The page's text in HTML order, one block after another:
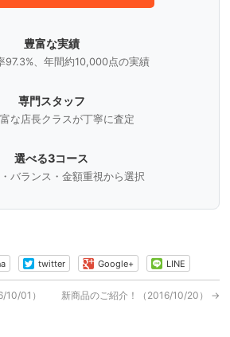
豊富な実績
97.3%、年間約10,000点の実績
専門スタッフ
な店長クラスが丁寧に査定
選べる3コース
バランス・金額重視から選択
twitter Google+ LINE
10/01） 新商品のご紹介！（2016/10/20） →